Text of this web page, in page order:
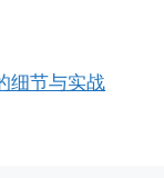
细节与实战